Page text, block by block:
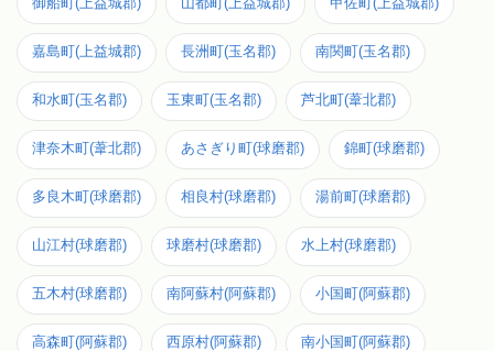
嘉島町(上益城郡) 長洲町(玉名郡) 南関町(玉名郡)
和水町(玉名郡) 玉東町(玉名郡) 芦北町(葦北郡)
津奈木町(葦北郡) あさぎり町(球磨郡) 錦町(球磨郡)
多良木町(球磨郡) 相良村(球磨郡) 湯前町(球磨郡)
山江村(球磨郡) 球磨村(球磨郡) 水上村(球磨郡)
五木村(球磨郡) 南阿蘇村(阿蘇郡) 小国町(阿蘇郡)
高森町(阿蘇郡) 西原村(阿蘇郡) 南小国町(阿蘇郡)